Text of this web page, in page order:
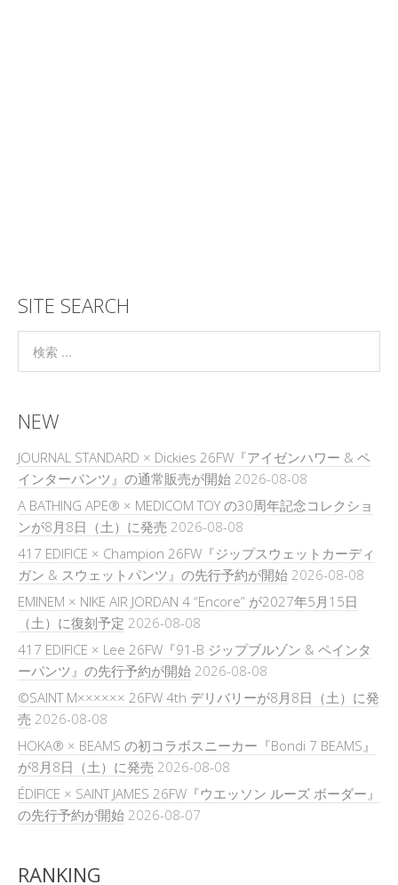
SITE SEARCH
NEW
JOURNAL STANDARD × Dickies 26FW『アイゼンハワー & ペ
インターパンツ』の通常販売が開始 2026-08-08
A BATHING APE® × MEDICOM TOY の30周年記念コレクショ
ンが8月8日（土）に発売 2026-08-08
417 EDIFICE × Champion 26FW『ジップスウェットカーディ
ガン & スウェットパンツ』の先行予約が開始 2026-08-08
EMINEM × NIKE AIR JORDAN 4 “Encore” が2027年5月15日
（土）に復刻予定 2026-08-08
417 EDIFICE × Lee 26FW『91-B ジップブルゾン & ペインタ
ーパンツ』の先行予約が開始 2026-08-08
©SAINT M×××××× 26FW 4th デリバリーが8月8日（土）に発
売 2026-08-08
HOKA® × BEAMS の初コラボスニーカー『Bondi 7 BEAMS』
が8月8日（土）に発売 2026-08-08
ÉDIFICE × SAINT JAMES 26FW『ウエッソン ルーズ ボーダー』
の先行予約が開始 2026-08-07
RANKING